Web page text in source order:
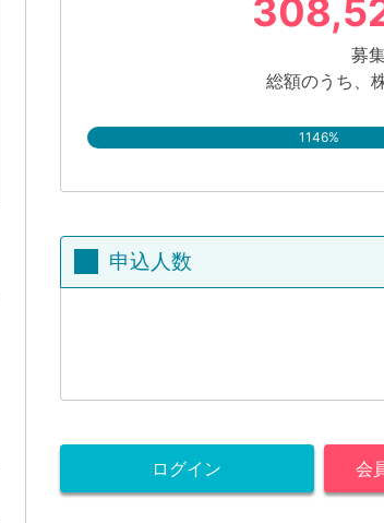
募
総額のうち、
1146%
申込人数
ログイン 会